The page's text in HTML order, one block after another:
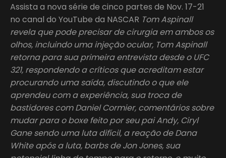
Assista a nova série de cinco partes de Nov. 17-21
no canal do YouTube da NASCAR Tom Aspinall
revela que pode precisar de cirurgia em ambos os
olhos, incluindo uma injeção ocular, Tom Aspinall
retorna para sua primeira entrevista desde o UFC
321, respondendo a críticos que acreditam estar
procurando uma saída, discutindo o que ele
aprendeu com a experiência, sua troca de
bastidores com Daniel Cormier, comentários sobre
mudar para o boxe feito por seu pai Andy, Ciryl
Gane sendo uma luta difícil, a reação de Dana
White após a luta, barbs de Jon Jones, sua